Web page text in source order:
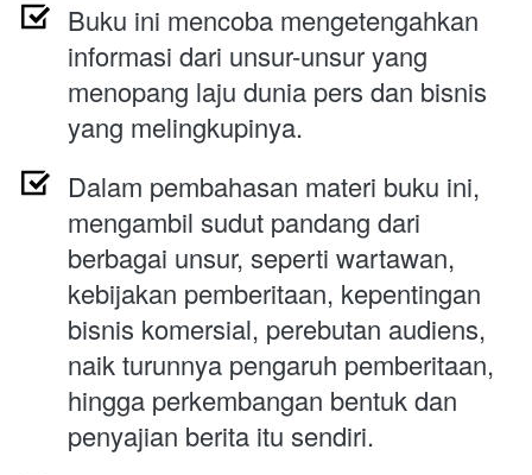
Buku ini mencoba mengetengahkan
informasi dari unsur-unsur yang
menopang laju dunia pers dan bisnis
yang melingkupinya.
Dalam pembahasan materi buku ini,
mengambil sudut pandang dari
berbagai unsur, seperti wartawan,
kebijakan pemberitaan, kepentingan
bisnis komersial, perebutan audiens,
naik turunnya pengaruh pemberitaan,
hingga perkembangan bentuk dan
penyajian berita itu sendiri.